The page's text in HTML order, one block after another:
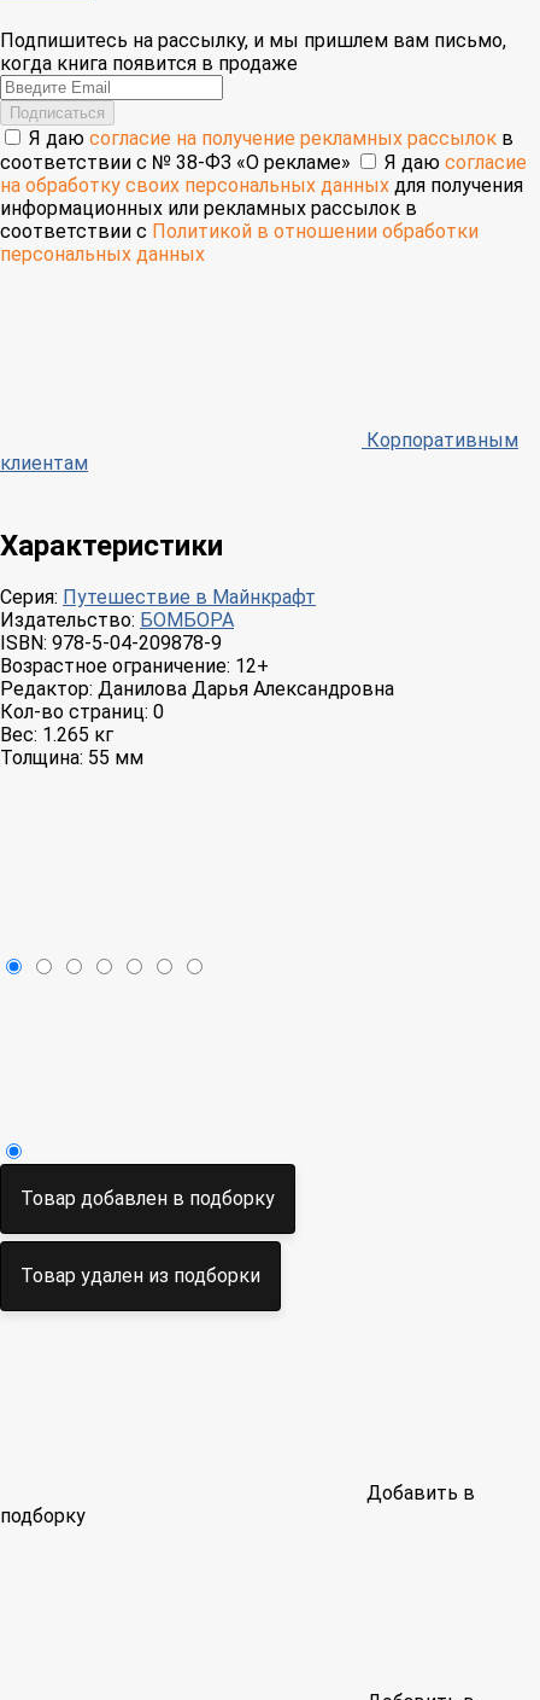
Подпишитесь на рассылку, и мы пришлем вам письмо,
когда книга появится в продаже
Email
Подписаться
Я даю согласие на получение рекламных рассылок в
соответствии с № 38-ФЗ «О рекламе»
Я даю согласие
на обработку своих персональных данных для получения
информационных или рекламных рассылок в
соответствии с Политикой в отношении обработки
персональных данных
Корпоративным
клиентам
Характеристики
Серия: Путешествие в Майнкрафт
Издательство: БОМБОРА
ISBN: 978-5-04-209878-9
Возрастное ограничение: 12+
Редактор: Данилова Дарья Александровна
Кол-во страниц: 0
Вес: 1.265 кг
Толщина: 55 мм
Товар добавлен в подборку
Товар удален из подборки
Добавить в
подборку